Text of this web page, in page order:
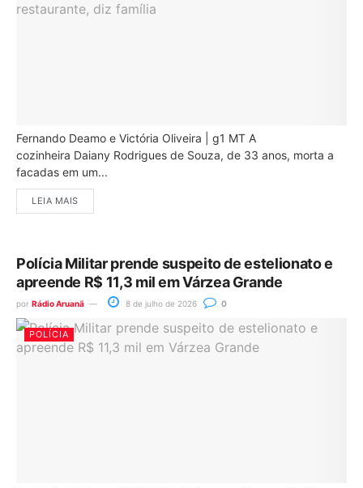
Fernando Deamo e Victória Oliveira | g1 MT A
cozinheira Daiany Rodrigues de Souza, de 33 anos, morta a
facadas em um...
LEIA MAIS
Polícia Militar prende suspeito de estelionato e
apreende R$ 11,3 mil em Várzea Grande
por Rádio Aruanã 8 de julho de 2026 0
POLÍCIA